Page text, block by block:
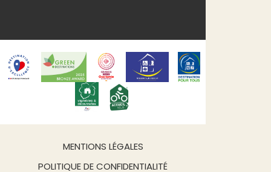
MENTIONS LÉGALES
POLITIQUE DE CONFIDENTIALITÉ